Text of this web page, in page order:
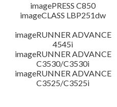
imagePRESS C850
imageCLASS LBP251dw
imageRUNNER ADVANCE
4545i
imageRUNNER ADVANCE
C3530/C3530i
imageRUNNER ADVANCE
C3525/C3525i